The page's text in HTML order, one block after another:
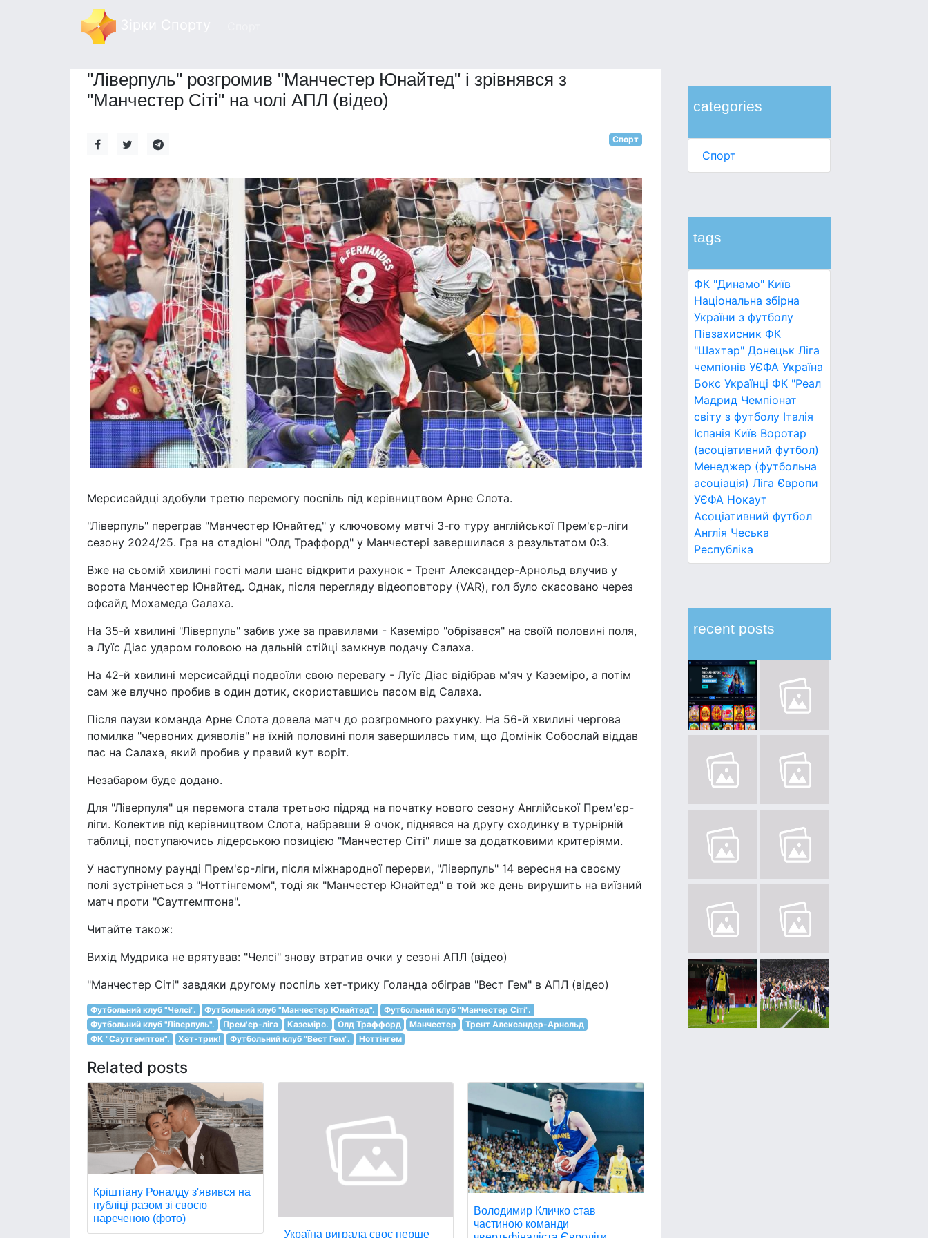
categories
Спорт
tags
ФК "Динамо" Київ
Національна збірна
України з футболу
Півзахисник ФК
"Шахтар" Донецьк Ліга
чемпіонів УЄФА Україна
Бокс Українці ФК "Реал
Мадрид Чемпіонат
світу з футболу Італія
Іспанія Київ Воротар
(асоціативний футбол)
Менеджер (футбольна
асоціація) Ліга Європи
УЄФА Нокаут
Асоціативний футбол
Англія Чеська
Республіка
recent posts
"Ліверпуль" розгромив "Манчестер Юнайтед" і зрівнявся з
"Манчестер Сіті" на чолі АПЛ (відео)
Спорт
Мерсисайдці здобули третю перемогу поспіль під керівництвом Арне Слота.
"Ліверпуль" переграв "Манчестер Юнайтед" у ключовому матчі 3-го туру англійської Прем'єр-ліги
сезону 2024/25. Гра на стадіоні "Олд Траффорд" у Манчестері завершилася з результатом 0:3.
Вже на сьомій хвилині гості мали шанс відкрити рахунок - Трент Александер-Арнольд влучив у
ворота Манчестер Юнайтед. Однак, після перегляду відеоповтору (VAR), гол було скасовано через
офсайд Мохамеда Салаха.
На 35-й хвилині "Ліверпуль" забив уже за правилами - Каземіро "обрізався" на своїй половині поля,
а Луїс Діас ударом головою на дальній стійці замкнув подачу Салаха.
На 42-й хвилині мерсисайдці подвоїли свою перевагу - Луїс Діас відібрав м'яч у Каземіро, а потім
сам же влучно пробив в один дотик, скориставшись пасом від Салаха.
Після паузи команда Арне Слота довела матч до розгромного рахунку. На 56-й хвилині чергова
помилка "червоних дияволів" на їхній половині поля завершилась тим, що Домінік Собослай віддав
пас на Салаха, який пробив у правий кут воріт.
Незабаром буде додано.
Для "Ліверпуля" ця перемога стала третьою підряд на початку нового сезону Англійської Прем'єр-
ліги. Колектив під керівництвом Слота, набравши 9 очок, піднявся на другу сходинку в турнірній
таблиці, поступаючись лідерською позицією "Манчестер Сіті" лише за додатковими критеріями.
У наступному раунді Прем'єр-ліги, після міжнародної перерви, "Ліверпуль" 14 вересня на своєму
полі зустрінеться з "Ноттінгемом", тоді як "Манчестер Юнайтед" в той же день вирушить на виїзний
матч проти "Саутгемптона".
Читайте також:
Вихід Мудрика не врятував: "Челсі" знову втратив очки у сезоні АПЛ (відео)
"Манчестер Сіті" завдяки другому поспіль хет-трику Голанда обіграв "Вест Гем" в АПЛ (відео)
Футбольний клуб "Челсі". Футбольний клуб "Манчестер Юнайтед".
Футбольний клуб "Манчестер Сіті".
Футбольний клуб "Ліверпуль".
Прем'єр-ліга Каземіро. Олд Траффорд Манчестер
Трент Александер-Арнольд
ФК "Саутгемптон".
Хет-трик! Футбольний клуб "Вест Гем". Ноттінгем
Related posts
Кріштіану Роналду з'явився на
публіці разом зі своєю
нареченою (фото)
Україна виграла своє перше
Володимир Кличко став
частиною команди